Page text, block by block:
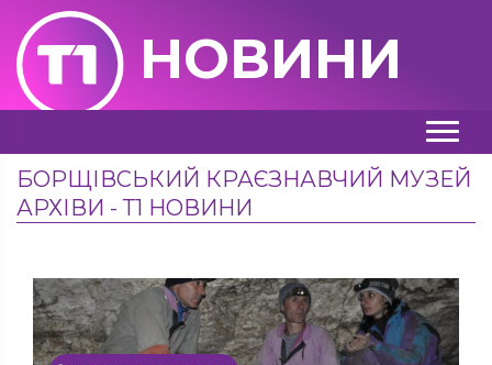
НОВИНИ
БОРЩІВСЬКИЙ КРАЄЗНАВЧИЙ МУЗЕЙ
АРХІВИ - Т1 НОВИНИ